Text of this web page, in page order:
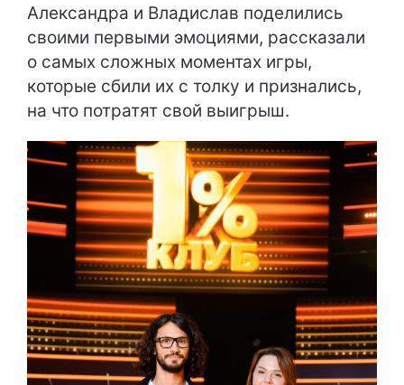
Александра и Владислав поделились
своими первыми эмоциями, рассказали
о самых сложных моментах игры,
которые сбили их с толку и признались,
на что потратят свой выигрыш.